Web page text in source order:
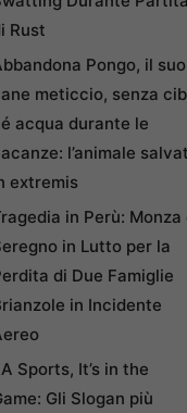
Rust
Pongo, il suo
meticcio, senza
acqua durante le
l’animale
extremis
in Perù: Monza
in Lutto per la
di Due Famiglie
in Incidente
Sports, It’s in the
Gli Slogan più